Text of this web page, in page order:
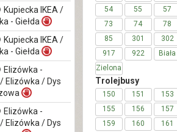
Kupiecka IKEA /
- Giełda
Kupiecka IKEA /
- Giełda
Elizówka -
Elizówka / Dys
Elizówka -
Elizówka / Dys
54
55 57
73
74 78
85
301 302
917
922 Biała
Zielona
Trolejbusy
150 151 153
155
156 157
159
160 161